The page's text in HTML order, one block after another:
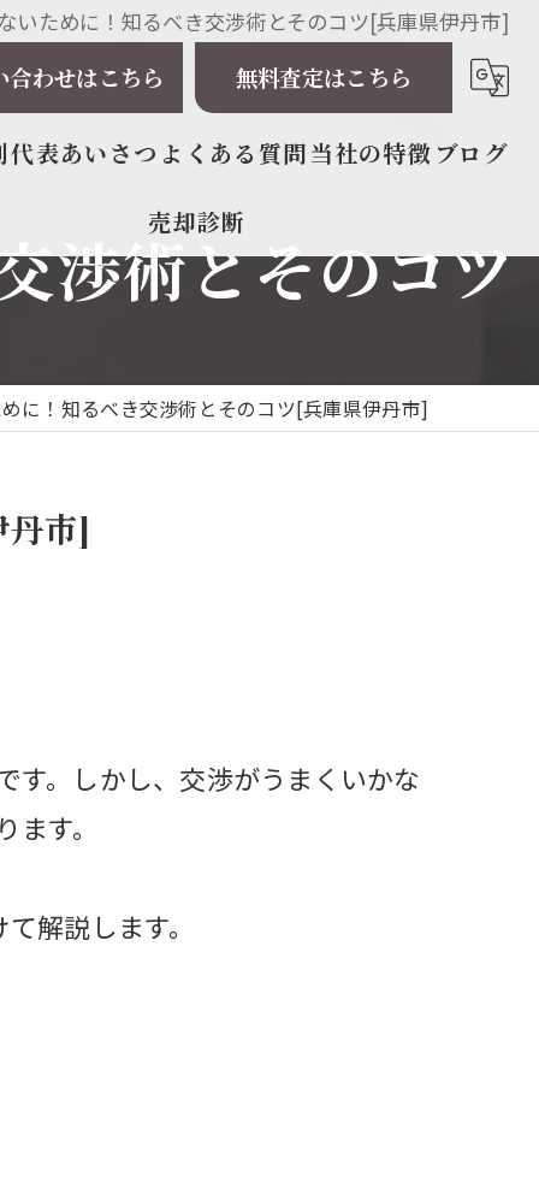
いために！知るべき交渉術とそのコツ[兵庫県伊丹市]
合わせはこちら
無料査定はこちら
代表あいさつ よくある質問当社の特徴
マンション
ブログ
売却診断
渉術とそのコツ
に！知るべき交渉術とそのコツ[兵庫県伊丹市]
丹市]
す。しかし、交渉がうまくいかな
す。
解説します。